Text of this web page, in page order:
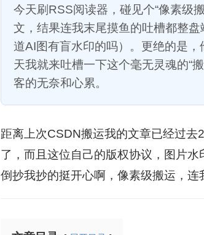
今天刷RSS阅读器，碰见个“像素级
文，结果连我末尾摸鱼的吐槽都整
道AI图有盲水印的吗）。更绝的是
天我就来吐槽一下这个毫无灵魂的“
客的无奈和心累。
距离上次CSDN搬运我的文章已经过去
了，而且这位自己的版权协议，图片
倒抄我抄的挺开心啊，像素级搬运，连